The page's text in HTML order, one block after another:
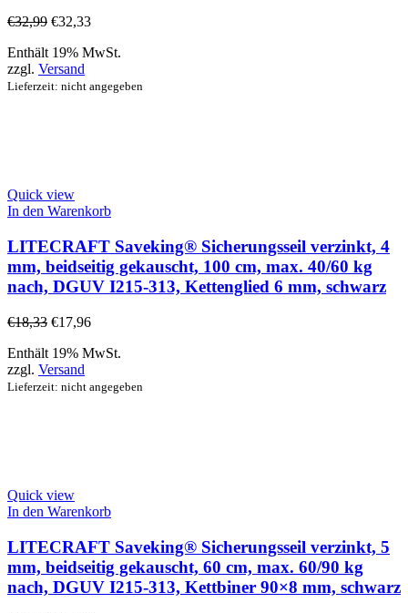
€32,99 €32,33
Enthält 19% MwSt.
zzgl. Versand
Lieferzeit: nicht angegeben
Quick view
In den Warenkorb
LITECRAFT Saveking® Sicherungsseil verzinkt, 4
mm, beidseitig gekauscht, 100 cm, max. 40/60 kg
nach, DGUV I215-313, Kettenglied 6 mm, schwarz
€18,33 €17,96
Enthält 19% MwSt.
zzgl. Versand
Lieferzeit: nicht angegeben
Quick view
In den Warenkorb
LITECRAFT Saveking® Sicherungsseil verzinkt, 5
mm, beidseitig gekauscht, 60 cm, max. 60/90 kg
nach, DGUV I215-313, Kettbiner 90×8 mm, schwarz